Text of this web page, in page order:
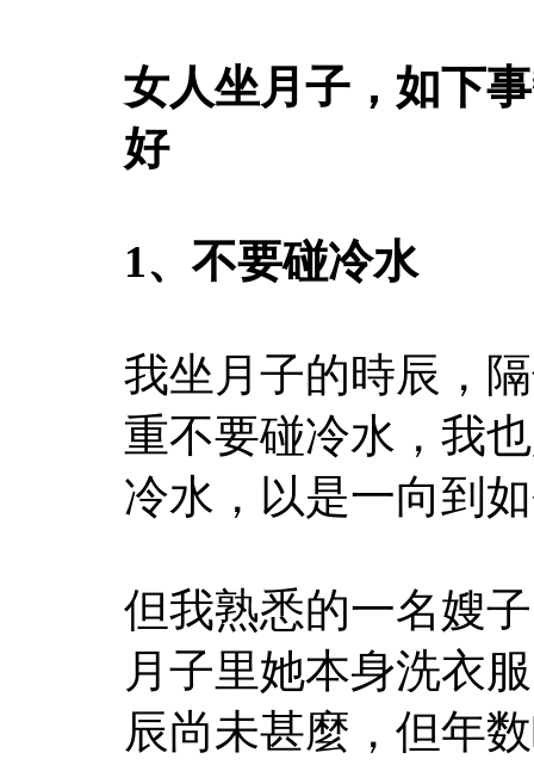
女人坐月子，如下
好
1、不要碰冷水
我坐月子的時辰，
重不要碰冷水，我
冷水，以是一向到
但我熟悉的一名嫂
月子里她本身洗衣
辰尚未甚麼，但年